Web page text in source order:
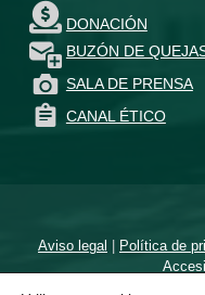
DONACIÓN
BUZÓN DE
SALA DE PRENSA
CANAL ÉTICO
Aviso legal | Política de